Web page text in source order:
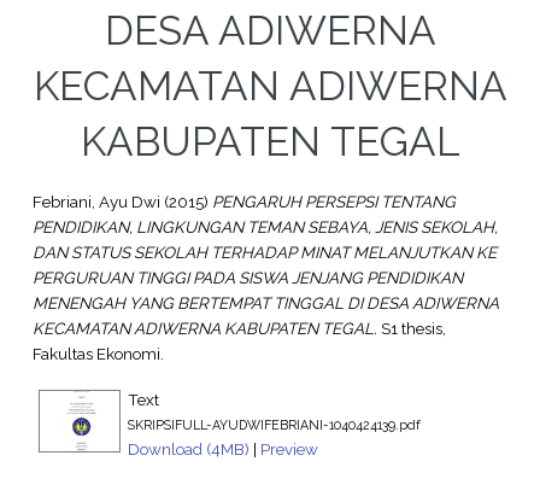
DESA ADIWERNA
KECAMATAN ADIWERNA
KABUPATEN TEGAL
Febriani, Ayu Dwi (2015) PENGARUH PERSEPSI TENTANG
PENDIDIKAN, LINGKUNGAN TEMAN SEBAYA, JENIS SEKOLAH,
DAN STATUS SEKOLAH TERHADAP MINAT MELANJUTKAN KE
PERGURUAN TINGGI PADA SISWA JENJANG PENDIDIKAN
MENENGAH YANG BERTEMPAT TINGGAL DI DESA ADIWERNA
KECAMATAN ADIWERNA KABUPATEN TEGAL. S1 thesis,
Fakultas Ekonomi.
Text
SKRIPSIFULL-AYUDWIFEBRIANI-1040424139.pdf
Download (4MB) | Preview